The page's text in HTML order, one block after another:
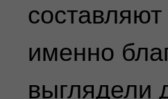
именно
выглядели